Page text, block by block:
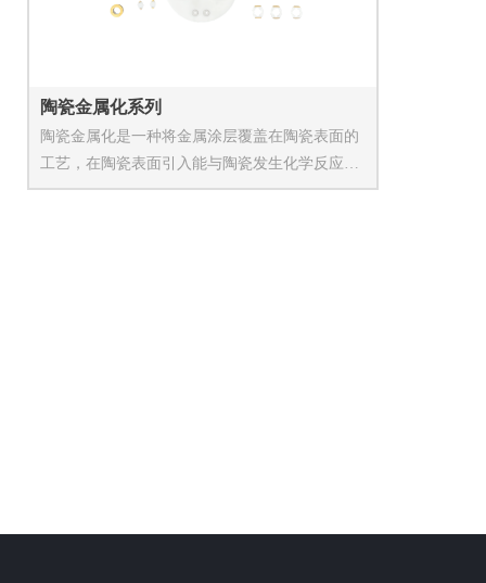
陶瓷金属化系列
陶瓷金属化是一种将金属涂层覆盖在陶瓷表面的
工艺，在陶瓷表面引入能与陶瓷发生化学反应或
物理吸附的金属元素及化合物，促使二者间形成